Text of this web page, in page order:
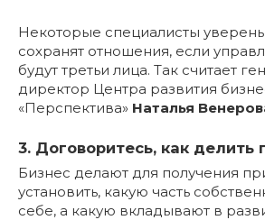
Некоторые специалисты
сохранят отношения, если
будут третьи лица. Так считает
директор Центра развития
«Перспектива» Наталья
3. Договоритесь, как делить
Бизнес делают для получения
установить, какую часть
себе, а какую вкладывают в